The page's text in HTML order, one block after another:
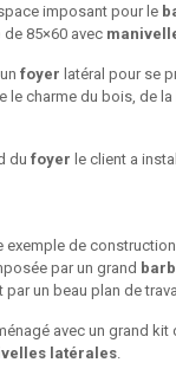
imposant pour le
de 85×60 avec
foyer latéral pour se
le charme du bois, de
du foyer le client a
exemple de construction
par un grand
par un beau plan de
avec un grand kit
latérales.